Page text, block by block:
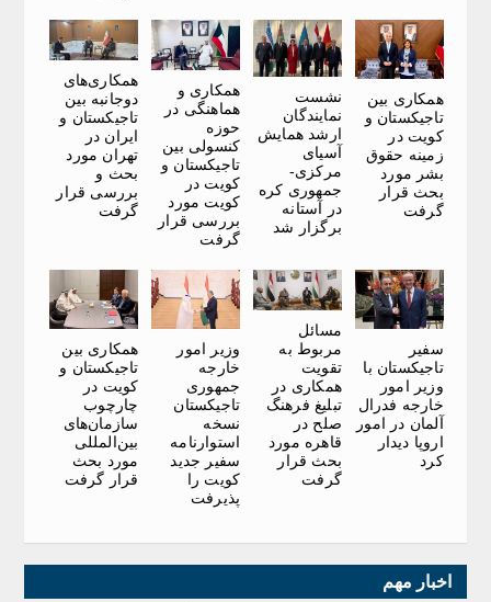
همکاری بین
تاجیکستان و
کویت در
زمینه حقوق
بشر مورد
بحث قرار
گرفت
نشست
نمایندگان
ارشد همایش
آسیای
مرکزی-
جمهوری کره
در آستانه
برگزار شد
همکاری و
هماهنگی در
حوزه
کنسولی بین
تاجیکستان و
کویت در
کویت مورد
بررسی قرار
گرفت
همکاری‌های
دوجانبه بین
تاجیکستان و
ایران در
تهران مورد
بحث و
بررسی قرار
گرفت
سفیر
تاجیکستان با
وزیر امور
خارجه فدرال
آلمان در امور
اروپا دیدار
کرد
مسائل
مربوط به
تقویت
همکاری در
تبلیغ فرهنگ
صلح در
قاهره مورد
بحث قرار
گرفت
وزیر امور
خارجه
جمهوری
تاجیکستان
نسخه
استوارنامه
سفیر جدید
کویت را
پذیرفت
همکاری بین
تاجیکستان و
کویت در
چارچوب
سازمان‌های
بین‌المللی
مورد بحث
قرار گرفت
اخبار مهم